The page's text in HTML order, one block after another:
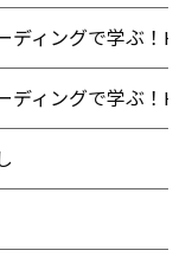
ディングで学ぶ！
ディングで学ぶ！